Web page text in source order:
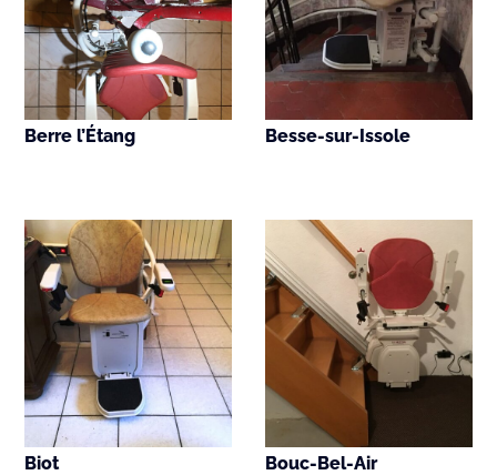
Berre l’Étang Besse-sur-Issole
Biot Bouc-Bel-Air